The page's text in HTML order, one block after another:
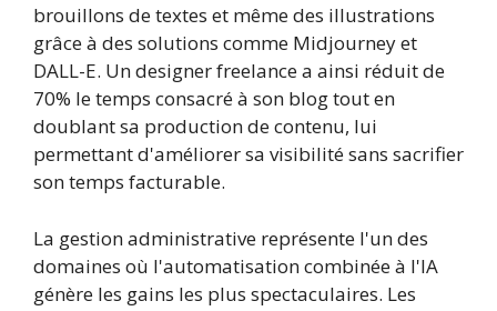
brouillons de textes et même des illustrations
grâce à des solutions comme Midjourney et
DALL-E. Un designer freelance a ainsi réduit de
70% le temps consacré à son blog tout en
doublant sa production de contenu, lui
permettant d'améliorer sa visibilité sans sacrifier
son temps facturable.
La gestion administrative représente l'un des
domaines où l'automatisation combinée à l'IA
génère les gains les plus spectaculaires. Les